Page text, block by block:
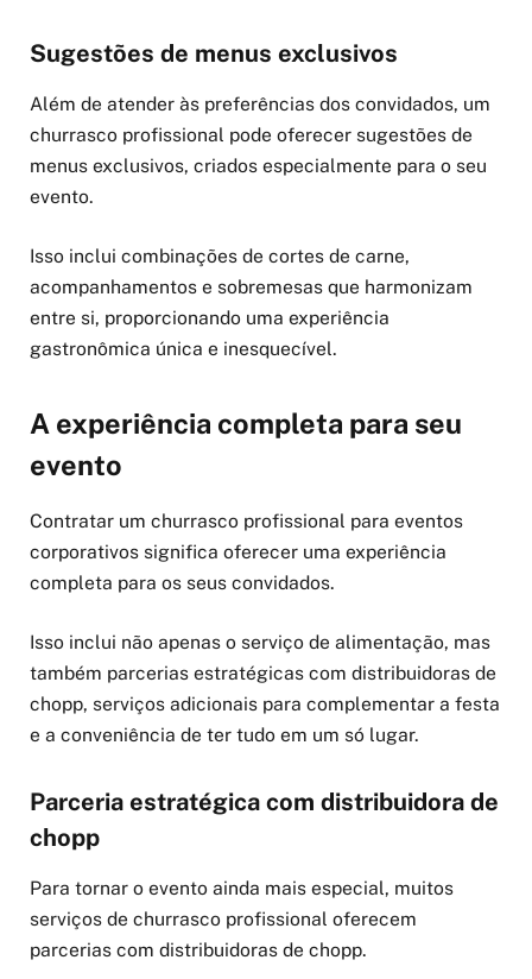
Sugestões de menus exclusivos
Além de atender às preferências dos convidados, um
churrasco profissional pode oferecer sugestões de
menus exclusivos, criados especialmente para o seu
evento.
Isso inclui combinações de cortes de carne,
acompanhamentos e sobremesas que harmonizam
entre si, proporcionando uma experiência
gastronômica única e inesquecível.
A experiência completa para seu
evento
Contratar um churrasco profissional para eventos
corporativos significa oferecer uma experiência
completa para os seus convidados.
Isso inclui não apenas o serviço de alimentação, mas
também parcerias estratégicas com distribuidoras de
chopp, serviços adicionais para complementar a festa
e a conveniência de ter tudo em um só lugar.
Parceria estratégica com distribuidora de
chopp
Para tornar o evento ainda mais especial, muitos
serviços de churrasco profissional oferecem
parcerias com distribuidoras de chopp.